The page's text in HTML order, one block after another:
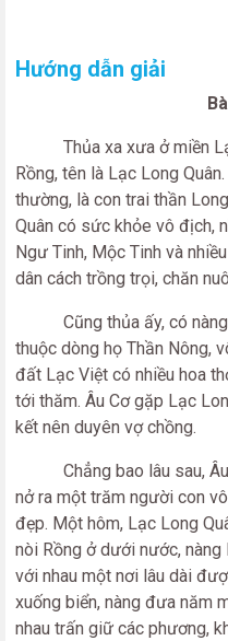
Hướng dẫn giải
Thủa xa xưa ở miền
Rồng, tên là Lạc Long
thường, là con trai thần
Quân có sức khỏe vô địch,
Ngư Tinh, Mộc Tinh và
dân cách trồng trọi, chăn
Cũng thủa ấy, có nàng
thuộc dòng họ Thần Nông,
đất Lạc Việt có nhiều hoa
tới thăm. Âu Cơ gặp Lạc
kết nên duyên vợ chồng.
Chẳng bao lâu sau, Âu
nở ra một trăm người con
đẹp. Một hôm, Lạc Long
nòi Rồng ở dưới nước, nàng
với nhau một nơi lâu dài
xuống biển, nàng đưa năm
nhau trấn giữ các phương,